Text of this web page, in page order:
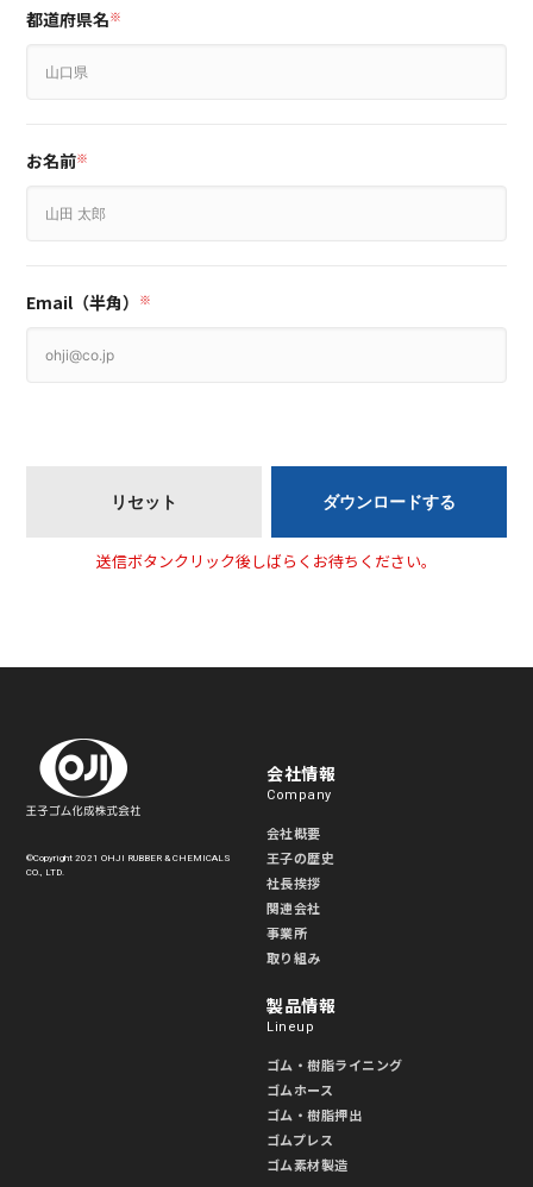
都道府県名※
お名前※
Email（半角） ※
送信ボタンクリック後しばらくお待ちください。
©Copyright 2021 OHJI RUBBER & CHEMICALS
CO., LTD.
会社情報
Company
会社概要
王子の歴史
社長挨拶
関連会社
事業所
取り組み
製品情報
Lineup
ゴム・樹脂ライニング
ゴムホース
ゴム・樹脂押出
ゴムプレス
ゴム素材製造